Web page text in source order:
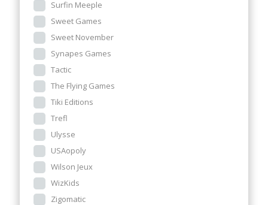
Surfin Meeple
Sweet Games
Sweet November
Synapes Games
Tactic
The Flying Games
Tiki Editions
Trefl
Ulysse
USAopoly
Wilson Jeux
WizKids
Zigomatic